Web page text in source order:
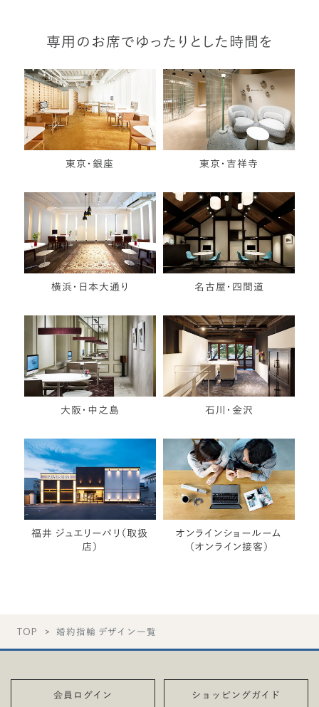
専用のお席でゆったりとした時間を
東京・銀座 東京・吉祥寺
横浜・日本大通り 名古屋・四間道
大阪・中之島 石川・金沢
福井 ジュエリーパリ（取扱
店）
オンラインショールーム
（オンライン接客）
TOP 婚約指輪 デザイン一覧
会員ログイン ショッピングガイド